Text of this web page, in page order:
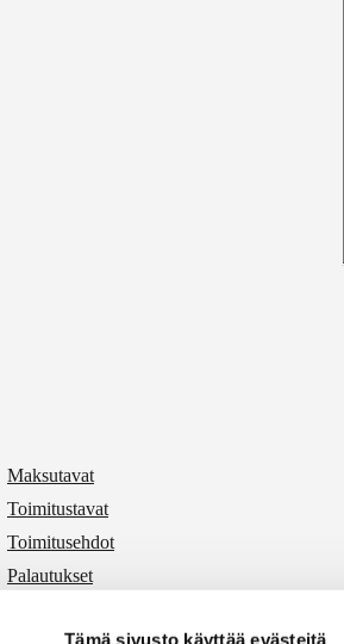
Tämä sivusto käyttää evästeitä
Maksutavat
Toimitustavat
Toimitusehdot
Palautukset